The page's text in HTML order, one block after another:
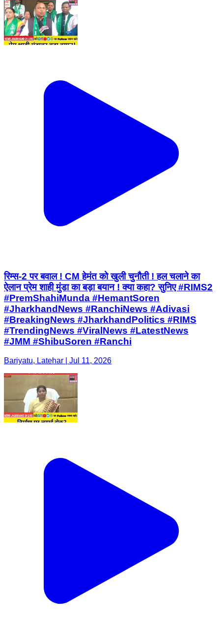
रिम्स-2 पर बवाल ! CM हेमंत को खुली चुनौती ! हल चलाने का
ऐलान प्रेम शाही मुंडा का बड़ा बयान ! क्या कहा? सुनिए #RIMS2
#PremShahiMunda #HemantSoren
#JharkhandNews #RanchiNews #Adivasi
#BreakingNews #JharkhandPolitics #RIMS
#TrendingNews #ViralNews #LatestNews
#JMM #ShibuSoren #Ranchi
Bariyatu, Latehar | Jul 11, 2026